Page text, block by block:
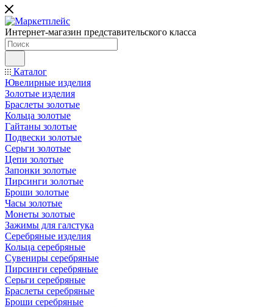
Интернет-магазин представительского класса
Каталог
Ювелирные изделия
Золотые изделия
Браслеты золотые
Кольца золотые
Гайтаны золотые
Подвески золотые
Серьги золотые
Цепи золотые
Запонки золотые
Пирсинги золотые
Броши золотые
Часы золотые
Монеты золотые
Зажимы для галстука
Серебряные изделия
Кольца серебряные
Сувениры серебряные
Пирсинги серебряные
Серьги серебряные
Браслеты серебряные
Броши серебряные